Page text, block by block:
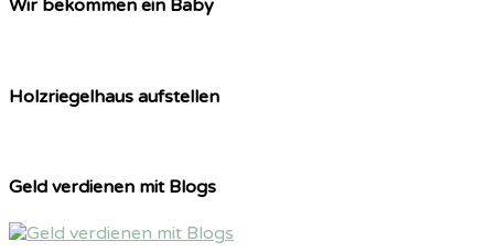
Wir bekommen ein Baby
Holzriegelhaus aufstellen
Geld verdienen mit Blogs